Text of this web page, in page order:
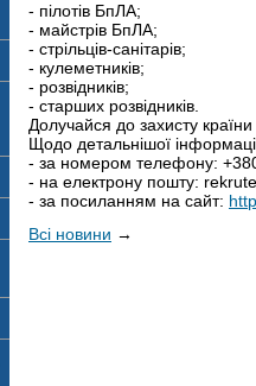
- пілотів БпЛА;
- майстрів БпЛА;
- стрільців-санітарів;
- кулеметників;
- розвідників;
- старших розвідників.
Долучайся до захисту
Щодо детальнішої
- за номером телефону:
- на електрону пошту:
- за посиланням на сайт:
Всі новини →